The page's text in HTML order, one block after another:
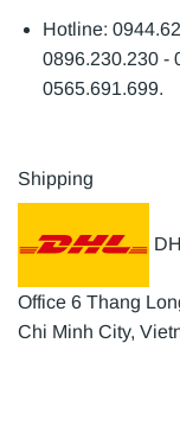
Hotline:
0896.230.230 -
0565.691.699.
Shipping
Office 6 Thang
Chi Minh City,